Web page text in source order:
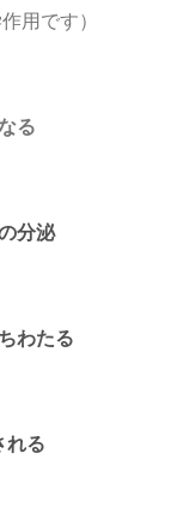
用です）
る
分泌
わたる
れる